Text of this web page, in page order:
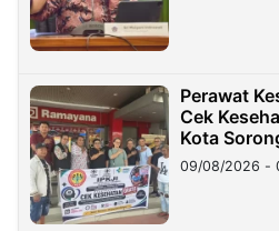
Perawat
Cek
Kota
09/08/2026 -